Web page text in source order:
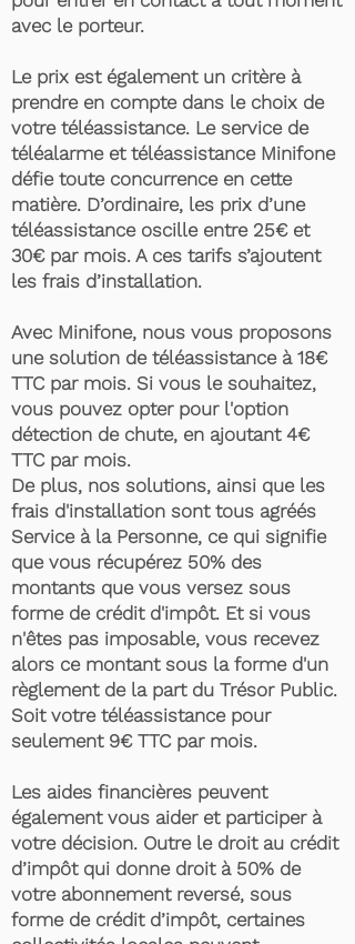
avec le porteur.
Le prix est également un critère à
prendre en compte dans le choix de
votre téléassistance. Le service de
téléalarme et téléassistance Minifone
défie toute concurrence en cette
matière. D’ordinaire, les prix d’une
téléassistance oscille entre 25€ et
30€ par mois. A ces tarifs s’ajoutent
les frais d’installation.
Avec Minifone, nous vous proposons
une solution de téléassistance à 18€
TTC par mois. Si vous le souhaitez,
vous pouvez opter pour l'option
détection de chute, en ajoutant 4€
TTC par mois.
De plus, nos solutions, ainsi que les
frais d'installation sont tous agréés
Service à la Personne, ce qui signifie
que vous récupérez 50% des
montants que vous versez sous
forme de crédit d'impôt. Et si vous
n'êtes pas imposable, vous recevez
alors ce montant sous la forme d'un
règlement de la part du Trésor Public.
Soit votre téléassistance pour
seulement 9€ TTC par mois.
Les aides financières peuvent
également vous aider et participer à
votre décision. Outre le droit au crédit
d’impôt qui donne droit à 50% de
votre abonnement reversé, sous
forme de crédit d’impôt, certaines